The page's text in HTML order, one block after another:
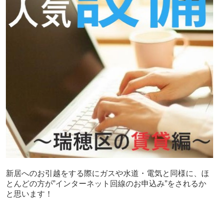
新居へのお引越をする際にガスや水道・電気と同様に、ほ
とんどの方が”インターネット回線のお申込み”をされるか
と思います！